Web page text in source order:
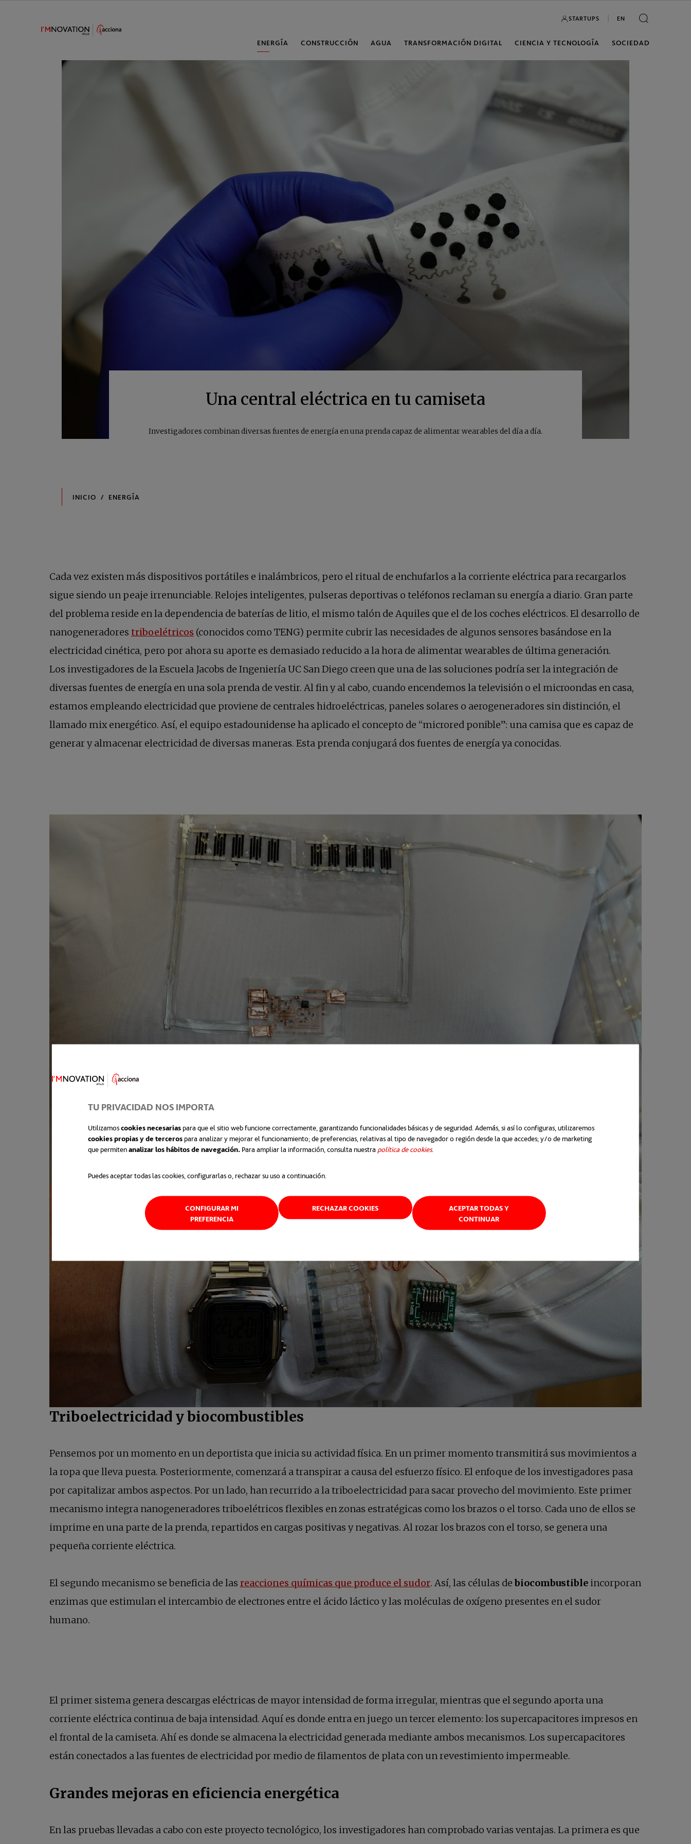
TU PRIVACIDAD NOS IMPORTA
Utilizamoscookies necesariaspara que el sitio web funcione correctamente, garantizando funcionalidades básicas y de seguridad. Además, si así lo configuras, utilizaremos
cookies propias y de tercerospara analizar y mejorar el funcionamiento; de preferencias, relativas al tipo de navegador o región desde la que accedes; y/o de marketing
que permitenanalizar los hábitos de navegación. Para ampliar la información, consulta nuestra política de cookiesse abre en una pestaña nueva
.
Puedes aceptar todas las cookies, configurarlas o, rechazar su uso a continuación.
CONFIGURAR MI
PREFERENCIA
RECHAZAR COOKIES
ACEPTAR TODAS Y
CONTINUAR
Una central eléctrica en tu camiseta
Investigadores combinan diversas fuentes de energía en una prenda capaz de alimentar wearables del día a día.
Cada vez existen más dispositivos portátiles e inalámbricos, pero el ritual de enchufarlos a la corriente eléctrica para recargarlos
sigue siendo un peaje irrenunciable. Relojes inteligentes, pulseras deportivas o teléfonos reclaman su energía a diario. Gran parte
del problema reside en la dependencia de baterías de litio, el mismo talón de Aquiles que el de los coches eléctricos. El desarrollo de
nanogeneradores triboelétricos se abre en una pestaña nueva
(conocidos como TENG) permite cubrir las necesidades de algunos sensores basándose en la
electricidad cinética, pero por ahora su aporte es demasiado reducido a la hora de alimentar wearables de última generación.
Los investigadores de la Escuela Jacobs de Ingeniería UC San Diego creen que una de las soluciones podría ser la integración de
diversas fuentes de energía en una sola prenda de vestir. Al fin y al cabo, cuando encendemos la televisión o el microondas en casa,
estamos empleando electricidad que proviene de centrales hidroeléctricas, paneles solares o aerogeneradores sin distinción, el
llamado mix energético. Así, el equipo estadounidense ha aplicado el concepto de “microred ponible”: una camisa que es capaz de
generar y almacenar electricidad de diversas maneras. Esta prenda conjugará dos fuentes de energía ya conocidas.
Triboelectricidad y biocombustibles
Pensemos por un momento en un deportista que inicia su actividad física. En un primer momento transmitirá sus movimientos a
la ropa que lleva puesta. Posteriormente, comenzará a transpirar a causa del esfuerzo físico. El enfoque de los investigadores pasa
por capitalizar ambos aspectos. Por un lado, han recurrido a la triboelectricidad para sacar provecho del movimiento. Este primer
mecanismo integra nanogeneradores triboelétricos flexibles en zonas estratégicas como los brazos o el torso. Cada uno de ellos se
imprime en una parte de la prenda, repartidos en cargas positivas y negativas. Al rozar los brazos con el torso, se genera una
pequeña corriente eléctrica.
El segundo mecanismo se beneficia de las reacciones químicas que produce el sudor se abre en una pestaña nueva
. Así, las células debiocombustible incorporan
enzimas que estimulan el intercambio de electrones entre el ácido láctico y las moléculas de oxígeno presentes en el sudor
humano.
El primer sistema genera descargas eléctricas de mayor intensidad de forma irregular, mientras que el segundo aporta una
corriente eléctrica continua de baja intensidad. Aquí es donde entra en juego un tercer elemento: los supercapacitores impresos en
el frontal de la camiseta. Ahí es donde se almacena la electricidad generada mediante ambos mecanismos. Los supercapacitores
están conectados a las fuentes de electricidad por medio de filamentos de plata con un revestimiento impermeable.
Grandes mejoras en eficiencia energética
En las pruebas llevadas a cabo con este proyecto tecnológico, los investigadores han comprobado varias ventajas. La primera es que